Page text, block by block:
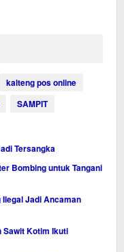
kalteng pos online
SAMPIT
Tersangka
Bombing untuk Tangani
Jadi Ancaman
Sawit Kotim Ikuti